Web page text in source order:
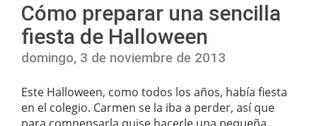
Cómo preparar una sencilla
fiesta de Halloween
domingo, 3 de noviembre de 2013
Este Halloween, como todos los años, había fiesta
en el colegio. Carmen se la iba a perder, así que